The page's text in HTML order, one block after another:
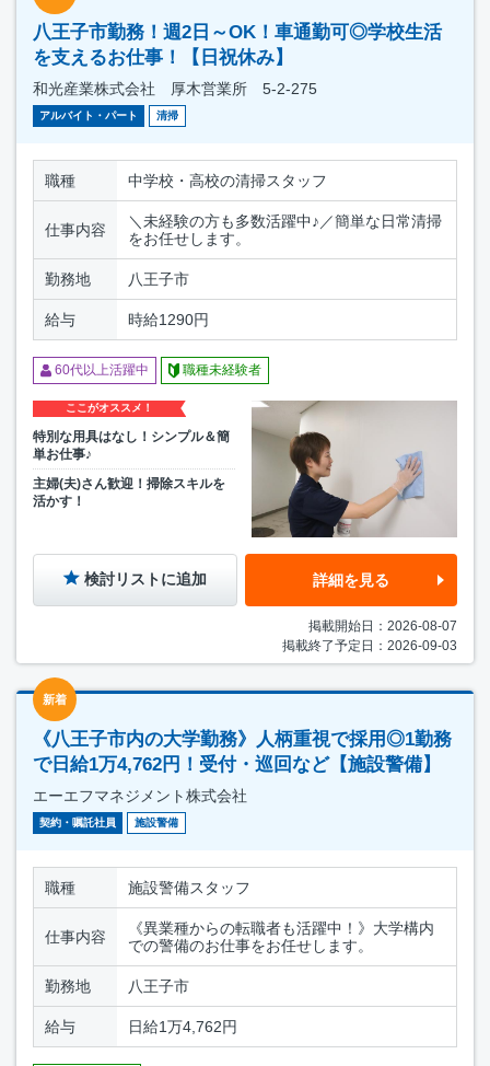
八王子市勤務！週2日～OK！車通勤可◎学校生活
を支えるお仕事！【日祝休み】
和光産業株式会社 厚木営業所 5-2-275
アルバイト・パート 清掃
職種 中学校・高校の清掃スタッフ
仕事内容
＼未経験の方も多数活躍中♪／簡単な日常清掃
をお任せします。
勤務地 八王子市
給与 時給1290円
60代以上活躍中 職種未経験者
ここがオススメ！
特別な用具はなし！シンプル＆簡
単お仕事♪
主婦(夫)さん歓迎！掃除スキルを
活かす！
検討リストに追加 詳細を見る
掲載開始日：2026-08-07
掲載終了予定日：2026-09-03
新着
《八王子市内の大学勤務》人柄重視で採用◎1勤務
で日給1万4,762円！受付・巡回など【施設警備】
エーエフマネジメント株式会社
契約・嘱託社員 施設警備
職種 施設警備スタッフ
仕事内容
《異業種からの転職者も活躍中！》大学構内
での警備のお仕事をお任せします。
勤務地 八王子市
給与 日給1万4,762円